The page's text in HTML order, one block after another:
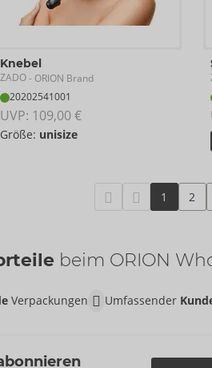
Knebel
ZADO- ORION Brand
20202541001
UVP: 109,00 €
Größe: unisize
1 2
beim ORION
Verpackungen Umfassender